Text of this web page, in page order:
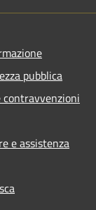
pubblica
e assistenza